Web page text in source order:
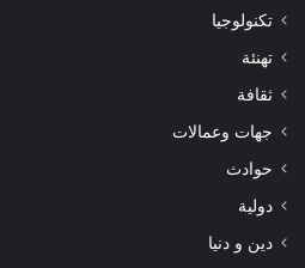
تكنولوجيا
تهنئة
ثقافة
جهات وعمالات
حوادث
دولية
دين و دنيا